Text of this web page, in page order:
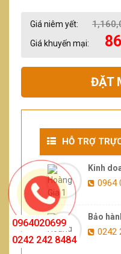
Giá niêm yết:
Giá khuyến mại:
ĐẶT
HỖ TRỢ
Kinh
0964
Bảo
0242
0964020699
0242 242 8484